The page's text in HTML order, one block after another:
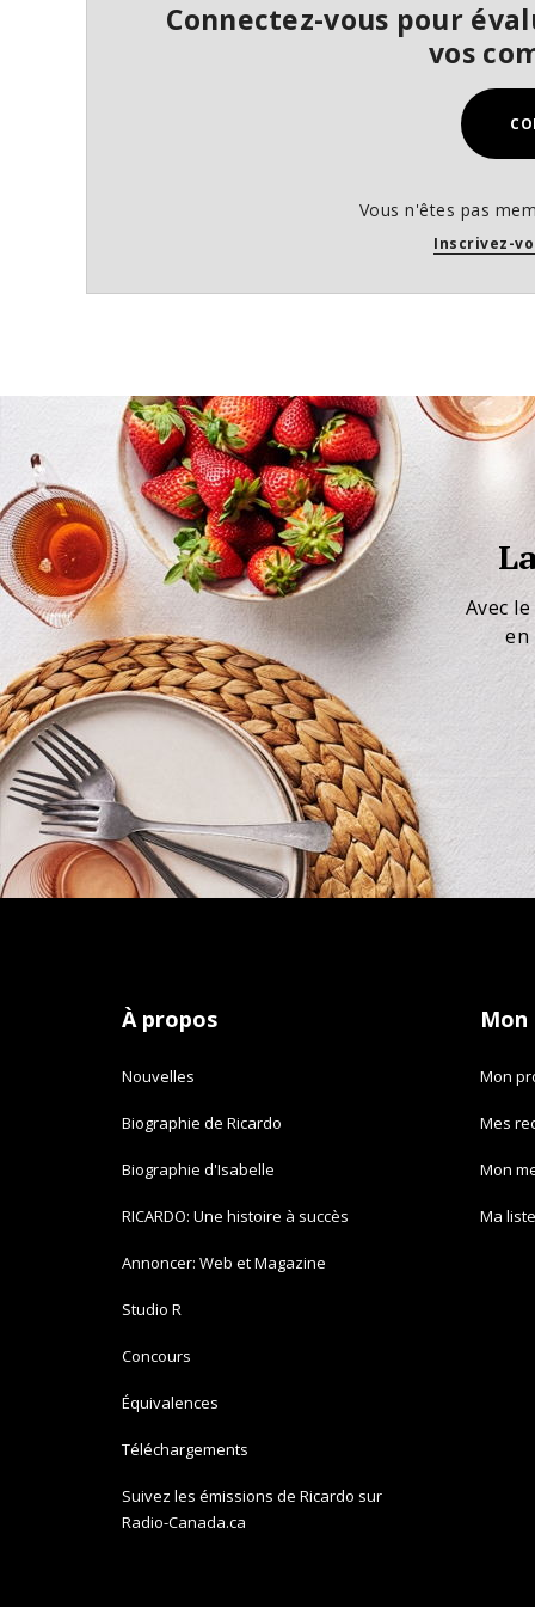
Connectez-vous pour
vos
Vous n'êtes pas
Inscrivez-
Avec
en
À propos
Nouvelles
Biographie de Ricardo
Biographie d'Isabelle
RICARDO: Une histoire à succès
Annoncer: Web et Magazine
Studio R
Concours
Équivalences
Téléchargements
Suivez les émissions de Ricardo sur
Radio-Canada.ca
Mon
Mon
Mes
Mon
Ma